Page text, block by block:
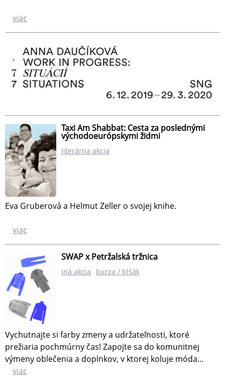
viac
Taxi Am Shabbat: Cesta za poslednými
východoeurópskymi židmi
literárna akcia
Eva Gruberová a Helmut Zeller o svojej knihe.
viac
SWAP x Petržalská tržnica
iná akcia burza / blšák
Vychutnajte si farby zmeny a udržateľnosti, ktoré
prežiaria pochmúrny čas! Zapojte sa do komunitnej
výmeny oblečenia a doplnkov, v ktorej koluje móda...
viac